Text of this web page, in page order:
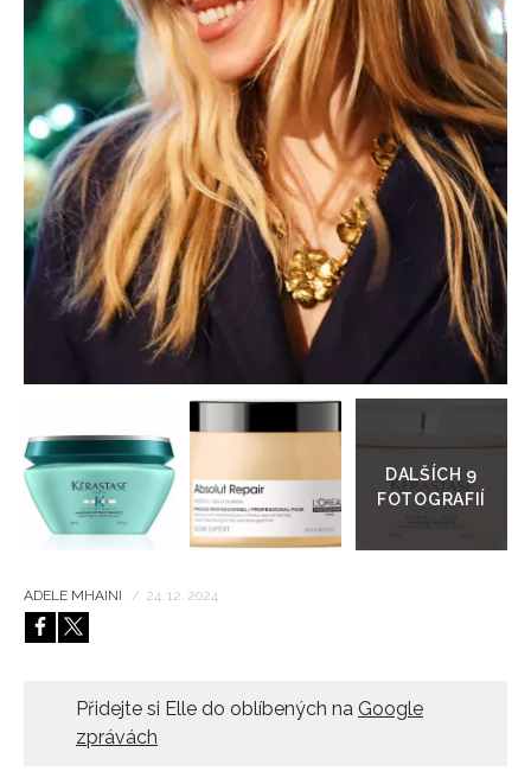
HOME
galerie
ADELE MHAINI / 24. 12. 2024
Přidejte si Elle do oblíbených na Google
zprávách